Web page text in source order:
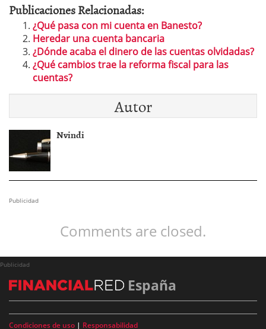
Publicaciones Relacionadas:
¿Qué pasa con mi cuenta en Banesto?
Heredar una cuenta bancaria
¿Dónde acaba el dinero de las cuentas olvidadas?
¿Qué cambios trae la reforma fiscal para las
cuentas?
Autor
Nvindi
Publicidad
Comments are closed.
Publicidad
España
Condiciones de uso | Responsabilidad